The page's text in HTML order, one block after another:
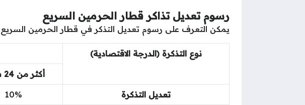
رسوم تعديل تذاكر قطار الحرمين السريع
يمكن التعرف على رسوم تعديل التذكر في قطار الحرمين
نوع التذكرة (الدرجة الاقتصادية)
أكثر من 24 ساعة
تعديل التذكرة 10%